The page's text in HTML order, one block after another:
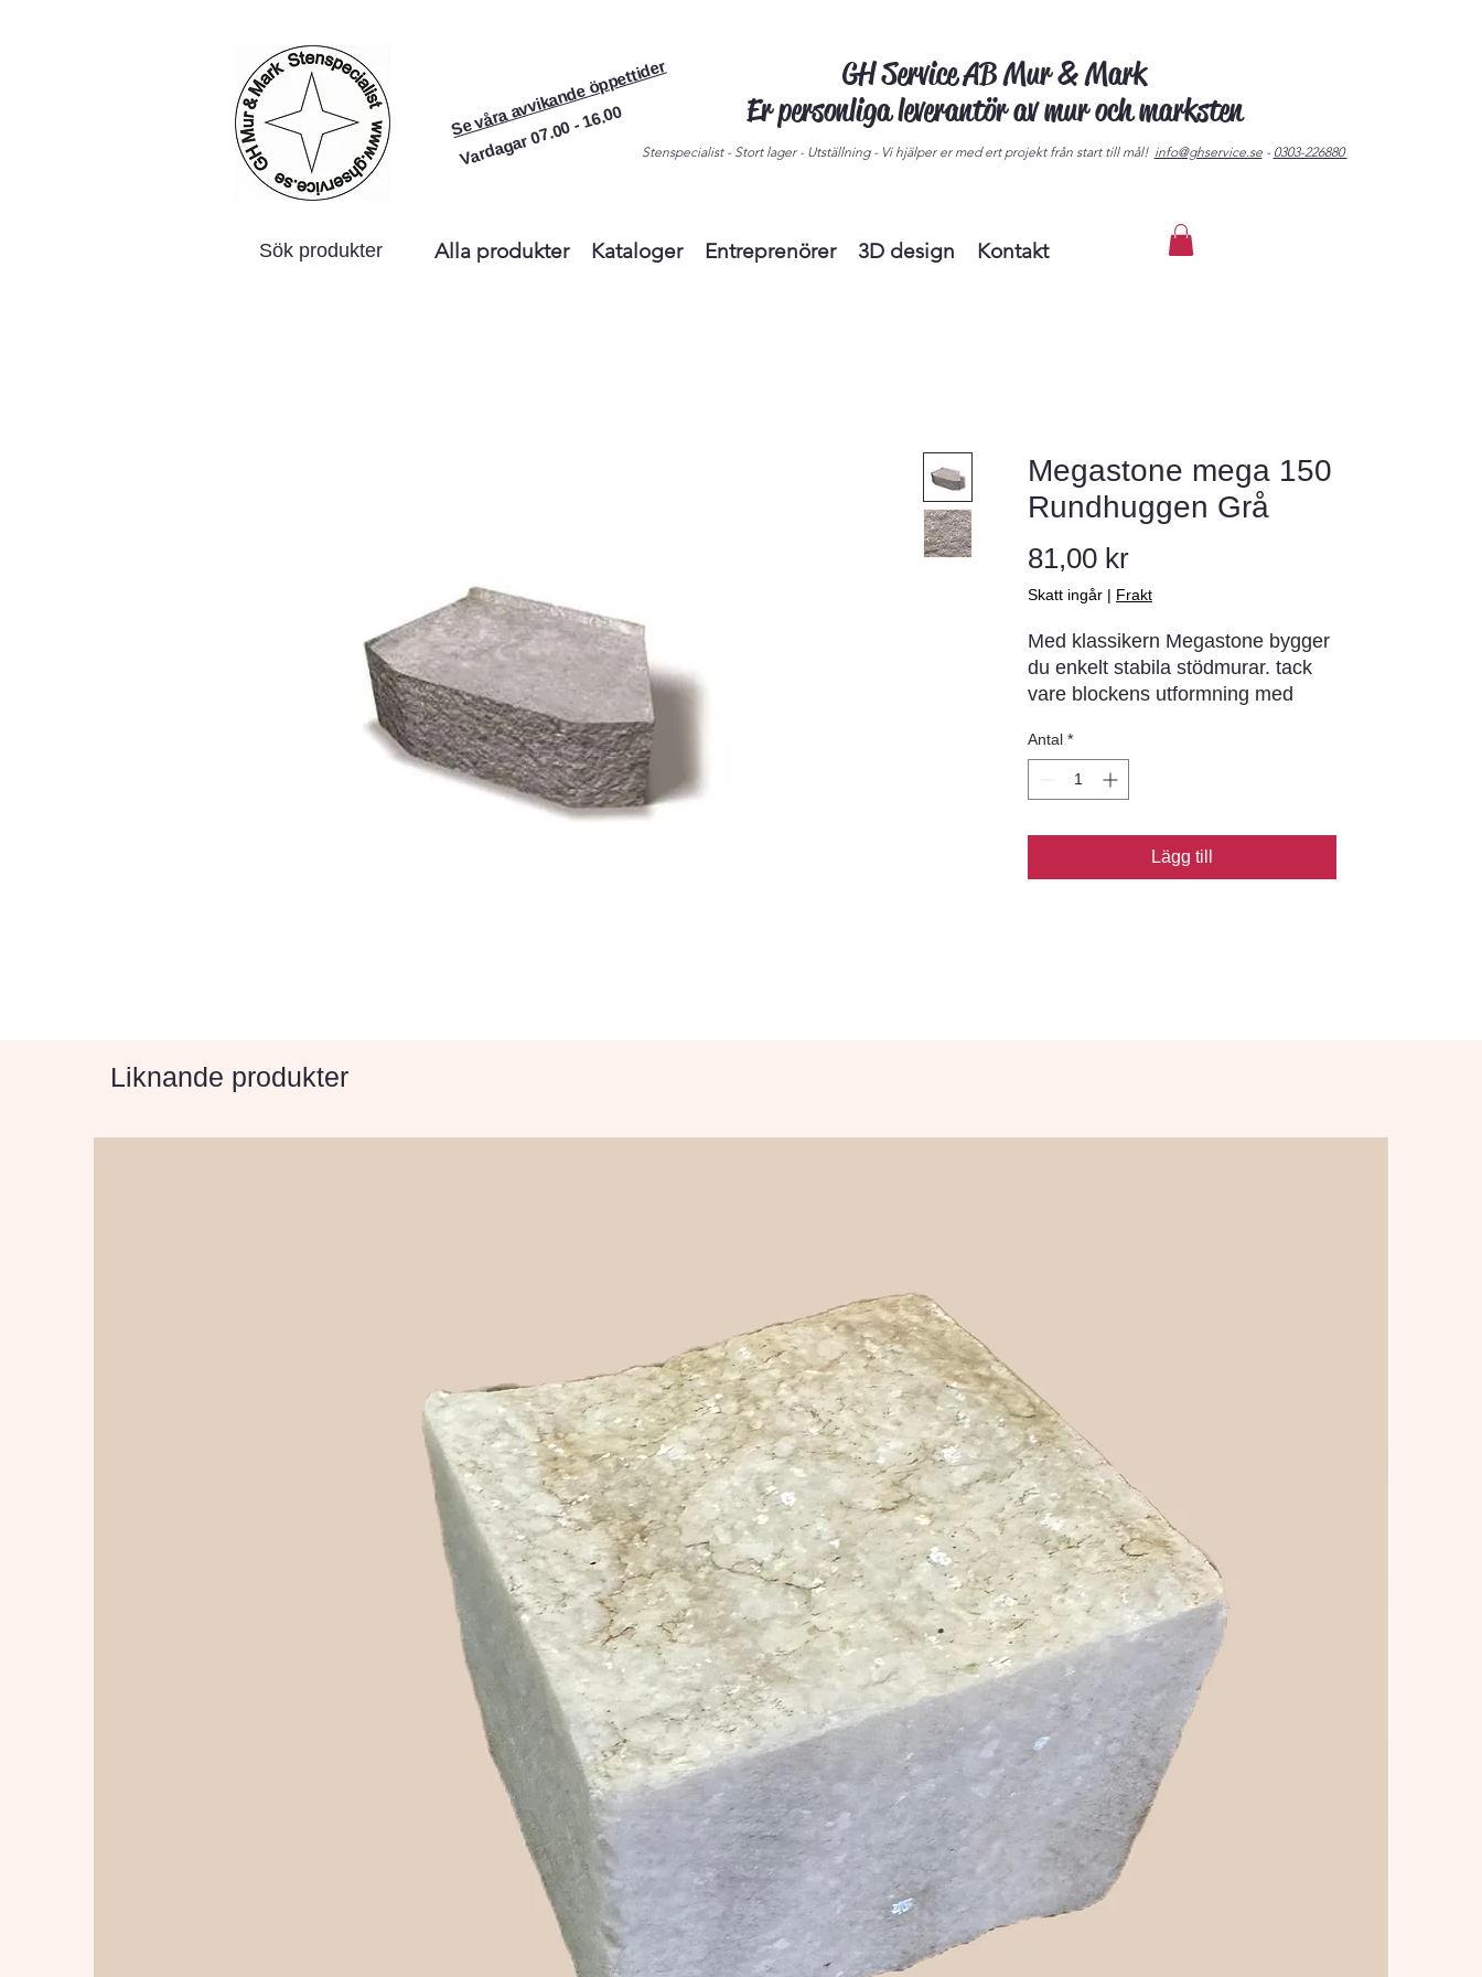
Se våra avvikande öppettider
Vardagar 07.00 - 16.00
GH Service AB Mur & Mark
Er personliga leverantör av mur och marksten
Stenspecialist - Stort lager - Utställning - Vi hjälper er med ert projekt från start till mål! info@ghservice.se- 0303-226880
Alla produkter Kataloger Entreprenörer 3D design Kontakt
Sök produkter
Megastone mega 150
Rundhuggen Grå
81,00 krPris
Skatt ingår | Frakt
Med klassikern Megastone bygger
du enkelt stabila stödmurar. tack
vare blockens utformning med
levereras klippt och klar att lägga
och du har två olika utföranden att
välja bland. samt två olika
Antal *
Lägg till
Liknande produkter